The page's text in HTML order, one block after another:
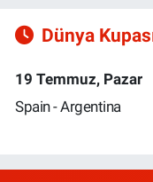
Dünya
19 Temmuz, Pazar
Spain - Argentina